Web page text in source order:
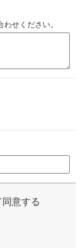
せください。
意する